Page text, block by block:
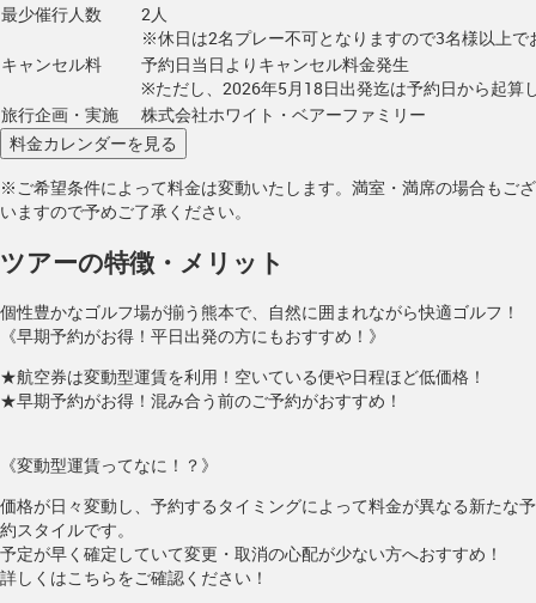
最少催行人数
2人
※休日は2名プレー不可となりますので3名様以上で
キャンセル料
予約日当日よりキャンセル料金発生
※ただし、2026年5月18日出発迄は予約日から起算
旅行企画・実施
株式会社ホワイト・ベアーファミリー
※ご希望条件によって料金は変動いたします。満室・満席の場合もござ
いますので予めご了承ください。
ツアーの特徴・メリット
個性豊かなゴルフ場が揃う熊本で、自然に囲まれながら快適ゴルフ！
《早期予約がお得！平日出発の方にもおすすめ！》
★航空券は変動型運賃を利用！空いている便や日程ほど低価格！
★早期予約がお得！混み合う前のご予約がおすすめ！
《変動型運賃ってなに！？》
価格が日々変動し、予約するタイミングによって料金が異なる新たな予
約スタイルです。
予定が早く確定していて変更・取消の心配が少ない方へおすすめ！
詳しくはこちらをご確認ください！